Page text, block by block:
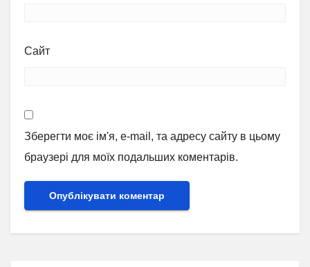
Сайт
Зберегти моє ім'я, e-mail, та адресу сайту в цьому
браузері для моїх подальших коментарів.